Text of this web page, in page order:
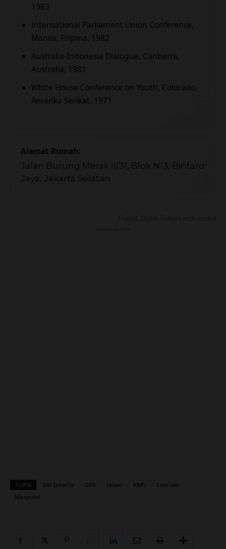
1983
International Parliament Union Conference,
Manila, Filipina, 1982
Australia-Indonesia Dialogue, Canberra,
Australia, 1981
White House Conference on Youth, Colorado,
Amerika Serikat, 1971
Alamat Rumah:
Jalan Burung Merak II/31, Blok N-3, Bintaro
Jaya, Jakarta Selatan
TOPIK DKI Jakarta DPR Islam KNPI
Laki-laki
Masyumi